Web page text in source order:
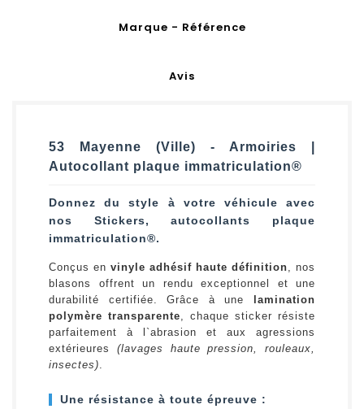
Marque - Référence
Avis
53 Mayenne (Ville) - Armoiries |
Autocollant plaque immatriculation®
Donnez du style à votre véhicule avec
nos Stickers, autocollants plaque
immatriculation®.
Conçus en vinyle adhésif haute définition, nos
blasons offrent un rendu exceptionnel et une
durabilité certifiée. Grâce à une
lamination
polymère transparente, chaque sticker résiste
parfaitement à l`abrasion et aux agressions
extérieures (lavages haute pression, rouleaux,
insectes).
Une résistance à toute épreuve :